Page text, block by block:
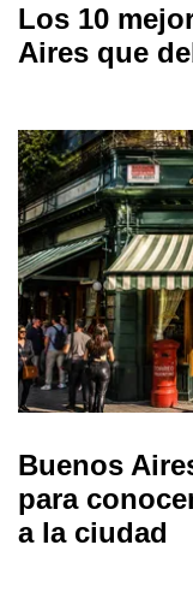
Los 10
Aires que
Buenos
para
a la ciudad